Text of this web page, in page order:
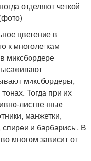
отделяют четкой
цветение в
к многолеткам
миксбордере
миксбордеры,
Тогда при их
лиственные
манжетки,
спиреи и барбарисы. В
многом зависит от